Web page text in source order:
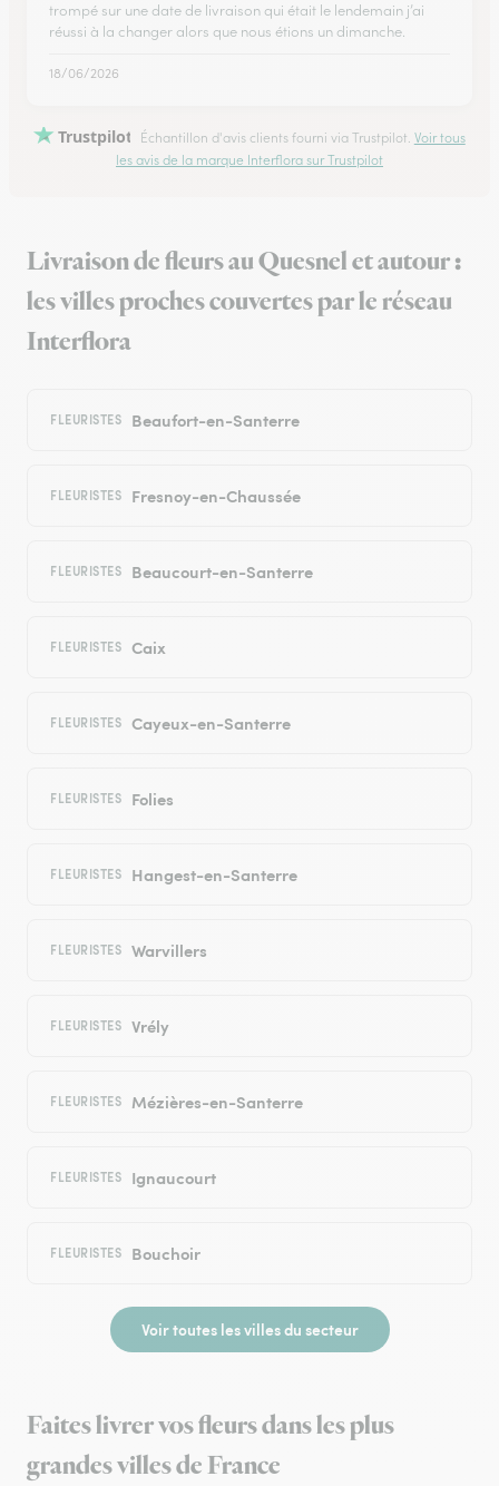
trompé sur une date de livraison qui était le lendemain j’ai
réussi à la changer alors que nous étions un dimanche.
18/06/2026
Trustpilot Échantillon d'avis clients fourni via Trustpilot. Voir tous
les avis de la marque Interflora sur Trustpilot
Livraison de fleurs au Quesnel et autour :
les villes proches couvertes par le réseau
Interflora
FLEURISTES Beaufort-en-Santerre
FLEURISTES Fresnoy-en-Chaussée
FLEURISTES Beaucourt-en-Santerre
FLEURISTES Caix
FLEURISTES Cayeux-en-Santerre
FLEURISTES Folies
FLEURISTES Hangest-en-Santerre
FLEURISTES Warvillers
FLEURISTES Vrély
FLEURISTES Mézières-en-Santerre
FLEURISTES Ignaucourt
FLEURISTES Bouchoir
Voir toutes les villes du secteur
Faites livrer vos fleurs dans les plus
grandes villes de France